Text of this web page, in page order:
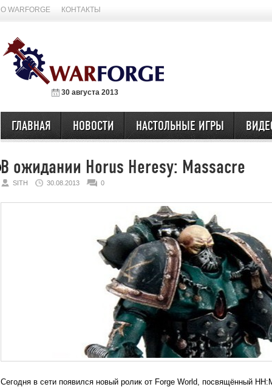
О WARFORGE КОНТАКТЫ
30 августа 2013
ГЛАВНАЯ НОВОСТИ НАСТОЛЬНЫЕ ИГРЫ
В ожидании Horus Heresy: Massacre
SITH 30.08.2013 0
Сегодня в сети появился новый ролик от Forge World, посвящённый